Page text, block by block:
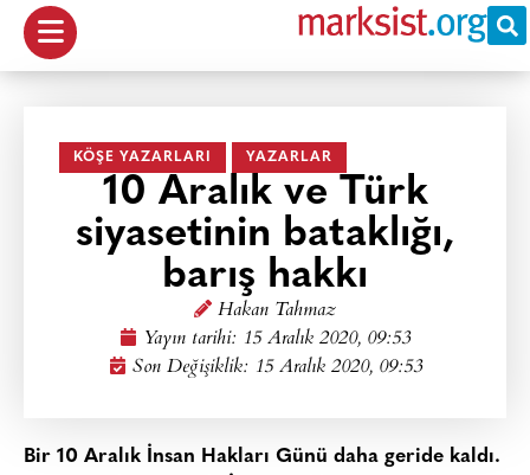
KÖŞE YAZARLARI YAZARLAR
10 Aralık ve Türk
siyasetinin bataklığı,
barış hakkı
Hakan Tahmaz
Yayın tarihi: 15 Aralık 2020, 09:53
Son Değişiklik: 15 Aralık 2020, 09:53
Bir 10 Aralık İnsan Hakları Günü daha geride kaldı.